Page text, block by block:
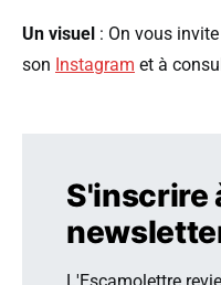
Un visuel : On vous
son Instagram et à
S'inscrire